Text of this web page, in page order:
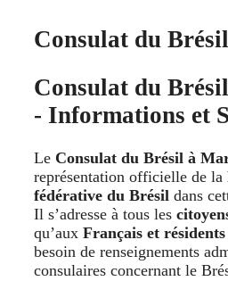
Consulat du
Consulat du
- Informations et
Le Consulat du Brésil à
représentation officielle de la
fédérative du Brésil dans
Il s’adresse à tous les
qu’aux Français et
besoin de renseignements
consulaires concernant le